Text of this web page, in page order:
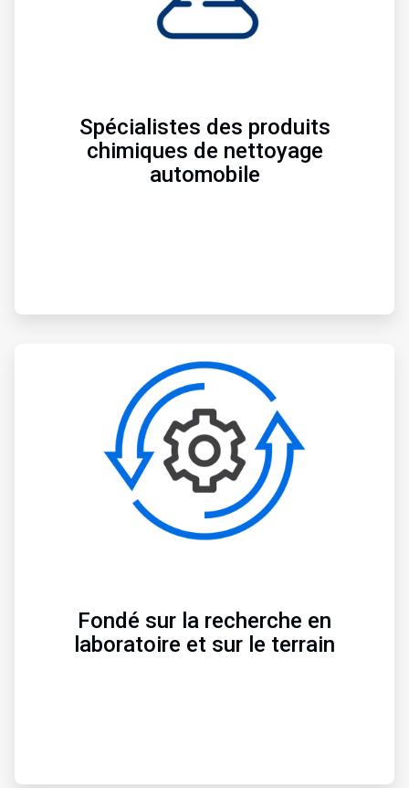
e
Spécialistes des produits
chimiques de nettoyage
automobile
r
t
c
l
e
i
3
Fondé sur la recherche en
laboratoire et sur le terrain